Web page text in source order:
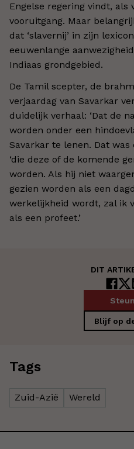
Engelse regering vindt, als
vooruitgang. Maar
dat ‘slavernij’ in zijn
eeuwenlange
Indiaas grondgebied.
De Tamil scepter, de
verjaardag van Savarkar
duidelijk verhaal: ‘Dat de
worden onder een
Savarkar te lenen. Dat
‘die deze of de komende
worden. Als hij niet
gezien worden als een
werkelijkheid wordt, zal ik
als een profeet.’
DIT
Blijf op
Tags
Zuid-Azië Wereld